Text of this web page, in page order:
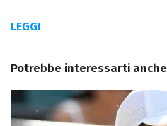
LEGGI
Potrebbe interessarti anche